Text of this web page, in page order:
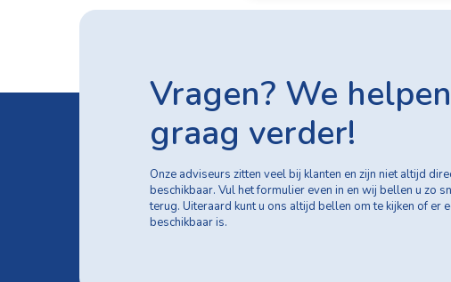
Vragen? We
graag verder!
Onze adviseurs zitten veel bij klanten en zijn niet altijd
beschikbaar. Vul het formulier even in en wij bellen u zo
terug. Uiteraard kunt u ons altijd bellen om te kijken of er
beschikbaar is.